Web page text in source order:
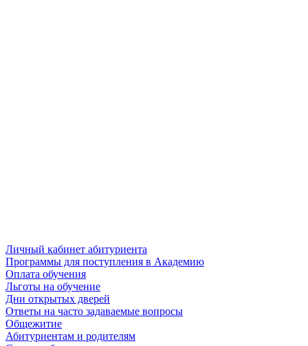
Личный кабинет абитуриента
Программы для поступления в Академию
Оплата обучения
Льготы на обучение
Дни открытых дверей
Ответы на часто задаваемые вопросы
Общежитие
Абитуриентам и родителям